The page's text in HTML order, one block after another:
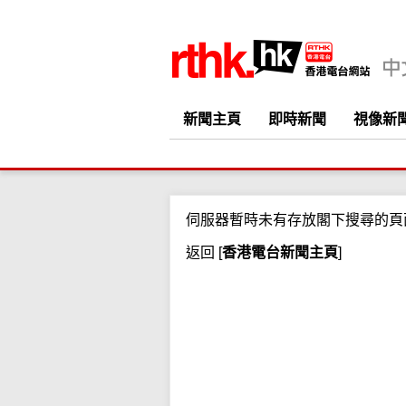
新聞主頁 即時新聞 視像新
伺服器暫時未有存放閣下搜尋的頁
返回 [香港電台新聞主頁]